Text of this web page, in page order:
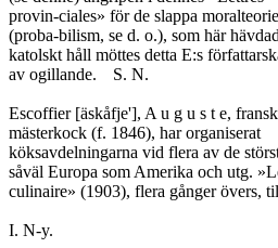
provin-ciales» för de slappa
(proba-bilism, se d. o.), som här
katolskt håll möttes detta E:s
av ogillande.	S. N.
Escoffier [äskåfje'], A u g u s t e, fransk
mästerkock (f. 1846), har organiserat
köksavdelningarna vid flera av de
såväl Europa som Amerika och utg.
culinaire» (1903), flera gånger övers,
I. N-y.